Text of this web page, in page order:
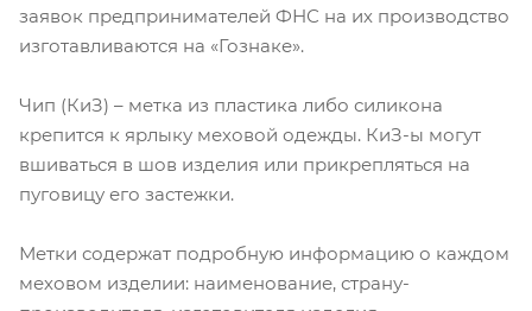
заявок предпринимателей ФНС на их производство
изготавливаются на «Гознаке».
Чип (КиЗ) – метка из пластика либо силикона
крепится к ярлыку меховой одежды. КиЗ-ы могут
вшиваться в шов изделия или прикрепляться на
пуговицу его застежки.
Метки содержат подробную информацию о каждом
меховом изделии: наименование, страну-